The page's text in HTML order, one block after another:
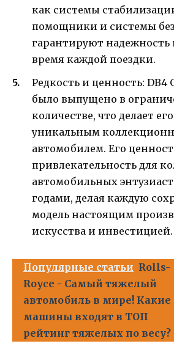
как системы
помощники и системы
гарантируют
время каждой поездки.
Редкость и ценность: DB4
было выпущено в
количестве, что делает
уникальным
автомобилем. Его
привлекательность для
автомобильных
годами, делая каждую
модель настоящим
искусства и инвестицией.
Популярные статьи Rolls-
Royce - Самый тяжелый
автомобиль в мире! Какие
машины входят в ТОП
рейтинг тяжелых по весу?